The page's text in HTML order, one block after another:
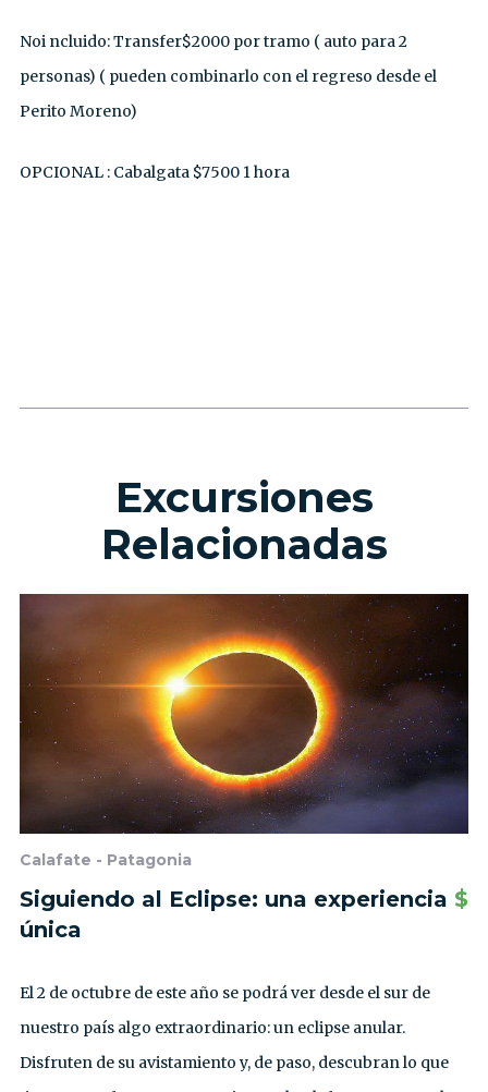
Noi ncluido: Transfer$2000 por tramo ( auto para 2
personas) ( pueden combinarlo con el regreso desde el
Perito Moreno)
OPCIONAL : Cabalgata $7500 1 hora
Excursiones
Relacionadas
Calafate - Patagonia
Siguiendo al Eclipse: una experiencia
única
$
El 2 de octubre de este año se podrá ver desde el sur de
nuestro país algo extraordinario: un eclipse anular.
Disfruten de su avistamiento y, de paso, descubran lo que